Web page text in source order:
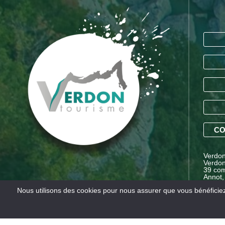
39
Mentions légales Conditions générales de vente
Nous utilisons des cookies pour nous assurer que vous